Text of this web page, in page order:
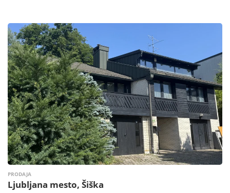
PRODAJA
Ljubljana mesto, Šiška